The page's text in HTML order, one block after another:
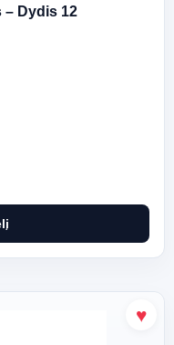
– Dydis 12